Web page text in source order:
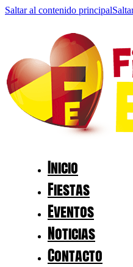
Saltar al contenido principal
Inicio
Fiestas
Eventos
Noticias
Contacto